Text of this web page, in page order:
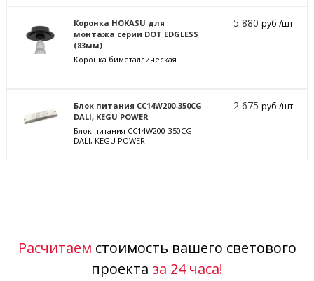
Коронка HOKASU для
монтажа серии DOT EDGLESS
(83мм)
Коронка биметаллическая
5 880руб /шт
Блок питания CC14W200-350CG
DALI, KEGU POWER
Блок питания CC14W200-350CG
DALI, KEGU POWER
2 675руб /шт
Расчитаем стоимость вашего светового
проекта за 24 часа!